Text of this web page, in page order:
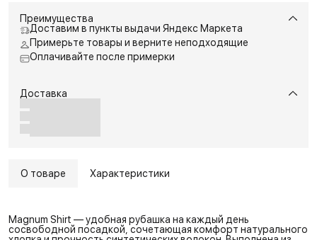
Преимущества
Доставим в пункты выдачи Яндекс Маркета
Примерьте товары и верните неподходящие
Оплачивайте после примерки
Доставка
О товаре Характеристики
Magnum Shirt — удобная рубашка на каждый день
сосвободной посадкой, сочетающая комфорт натурального